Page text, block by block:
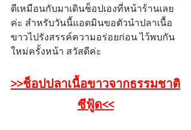
ดีเหมือนกับมาเดินช็อปเองที่หน้าร้านเลย
ค่ะ สำหรับวันนี้แอดมินขอตัวนำปลาเนื้อ
ขาวไปรังสรรค์ความอร่อยก่อน ไว้พบกัน
ใหม่ครั้งหน้า สวัสดีค่ะ
>>ช็อปปลาเนื้อขาวจากธรรมชาติ
ซีฟู้ด<<